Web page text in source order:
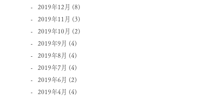
2019年12月 (8)
2019年11月 (3)
2019年10月 (2)
2019年9月 (4)
2019年8月 (4)
2019年7月 (4)
2019年6月 (2)
2019年4月 (4)